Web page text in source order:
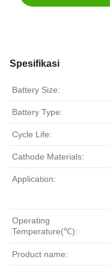
Spesifikasi
Battery Size:
Battery Type:
Cycle Life:
Cathode Materials:
Application:
Operating
Temperature(℃):
Product name: